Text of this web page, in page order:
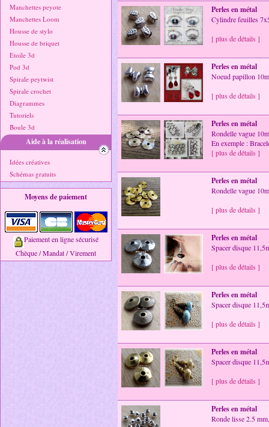
Manchettes peyote
Manchettes Loom
Housse de stylo
Housse de briquet
Etoile 3d
Pod 3d
Spirale peytwist
Spirale crochet
Diagrammes
Tutoriels
Boule 3d
Aide à la réalisation
Idées créatives
Schémas gratuits
Moyens de paiement
Paiement en ligne sécurisé
Chèque / Mandat / Virement
Perles en métal
Cylindre feuilles
[ plus de détails ]
Perles en métal
Noeud papillon
[ plus de détails ]
Perles en métal
Rondelle vague
En exemple :
[ plus de détails ]
Perles en métal
Rondelle vague
[ plus de détails ]
Perles en métal
Spacer disque
[ plus de détails ]
Perles en métal
Spacer disque
[ plus de détails ]
Perles en métal
Spacer disque
[ plus de détails ]
Perles en métal
Ronde lisse 2.5